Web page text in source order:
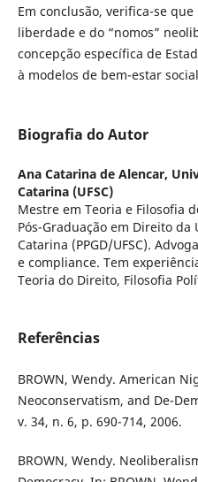
Em conclusão, verifica-se
liberdade e do “nomos”
concepção específica de
à modelos de bem-estar
Biografia do Autor
Ana Catarina de Alencar,
Catarina (UFSC)
Mestre em Teoria e Filosofia
Pós-Graduação em Direito
Catarina (PPGD/UFSC).
e compliance. Tem
Teoria do Direito, Filosofia
Referências
BROWN, Wendy. American
Neoconservatism, and De-
v. 34, n. 6, p. 690-714, 2006.
BROWN, Wendy.